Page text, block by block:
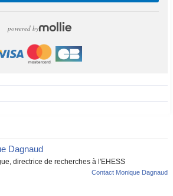
powered by
Dagnaud
directrice de recherches à l'EHESS
Contact Monique Dagnaud